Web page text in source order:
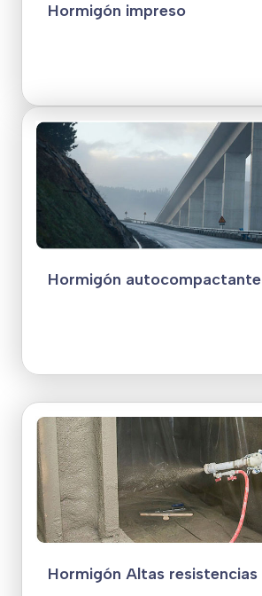
Hormigón impreso
Hormigón autocompactante
Hormigón Altas resistencias